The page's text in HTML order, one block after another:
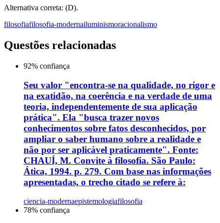
Alternativa correta: (D).
filosofiafilosofia-modernailuminismoracionalismo
Questões relacionadas
92% confiança
Seu valor "encontra-se na qualidade, no rigor e
na exatidão, na coerência e na verdade de uma
teoria, independentemente de sua aplicação
prática". Ela "busca trazer novos
conhecimentos sobre fatos desconhecidos, por
ampliar o saber humano sobre a realidade e
não por ser aplicável praticamente". Fonte:
CHAUÍ, M. Convite à filosofia. São Paulo:
Ática, 1994. p. 279. Com base nas informações
apresentadas, o trecho citado se refere à:
ciencia-modernaepistemologiafilosofia
78% confiança